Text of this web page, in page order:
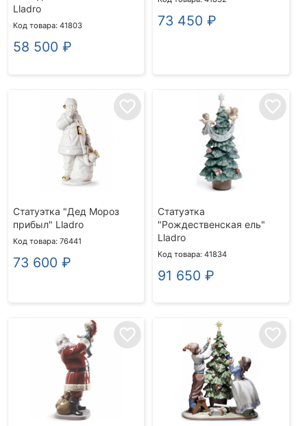
Lladro
Код товара: 41803
58 500 ₽
73 450 ₽
favorite_border
Статуэтка "Дед Мороз
прибыл" Lladro
Код товара: 76441
73 600 ₽
favorite_border
Статуэтка
"Рождественская ель"
Lladro
Код товара: 41834
91 650 ₽
favorite_border favorite_border